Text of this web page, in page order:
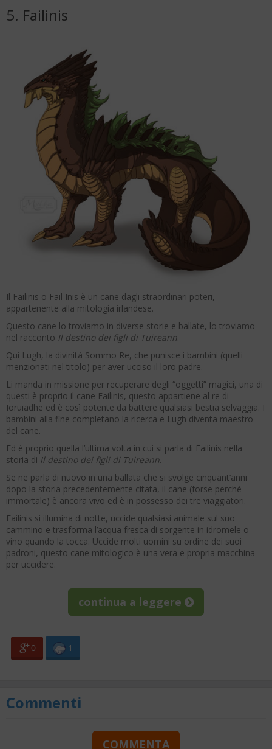
5. Failinis
Il Failinis o Fail Inis è un cane dagli straordinari poteri,
appartenente alla mitologia irlandese.
Questo cane lo troviamo in diverse storie e ballate, lo troviamo
nel racconto Il destino dei figli di Tuireann.
Qui Lugh, la divinità Sommo Re, che punisce i bambini (quelli
menzionati nel titolo) per aver ucciso il loro padre.
Li manda in missione per recuperare degli “oggetti” magici, una di
questi è proprio il cane Failinis, questo appartiene al re di
Ioruiadhe ed è così potente da battere qualsiasi bestia selvaggia. I
bambini alla fine completano la ricerca e Lugh diventa maestro
del cane.
Ed è proprio quella l’ultima volta in cui si parla di Failinis nella
storia di Il destino dei figli di Tuireann.
Se ne parla di nuovo in una ballata che si svolge cinquant’anni
dopo la storia precedentemente citata, il cane (forse perché
immortale) è ancora vivo ed è in possesso dei tre viaggiatori.
Failinis si illumina di notte, uccide qualsiasi animale sul suo
cammino e trasforma l’acqua fresca di sorgente in idromele o
vino quando la tocca. Uccide molti uomini su ordine dei suoi
padroni, questo cane mitologico è una vera e propria macchina
per uccidere.
continua a leggere
0 1
Commenti
COMMENTA